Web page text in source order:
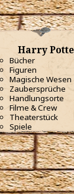
Harry
Bücher
Figuren
Magische Wesen
Zaubersprüche
Handlungsorte
Filme & Crew
Theaterstück
Spiele